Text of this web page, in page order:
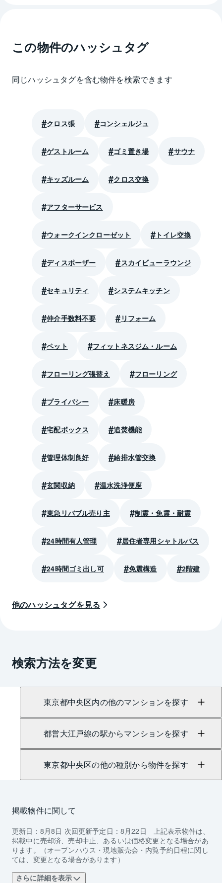
この物件のハッシュタグ
同じハッシュタグを含む物件を検索できます
クロス張 コンシェルジュ
ゲストルーム ゴミ置き場 サウナ
キッズルーム クロス交換
アフターサービス
ウォークインクローゼット トイレ交換
ディスポーザー スカイビューラウンジ
セキュリティ システムキッチン
仲介手数料不要 リフォーム
ペット フィットネスジム・ルーム
フローリング張替え フローリング
プライバシー 床暖房
宅配ボックス 追焚機能
管理体制良好 給排水管交換
玄関収納 温水洗浄便座
東急リバブル売り主 制震・免震・耐震
24時間有人管理 居住者専用シャトルバス
24時間ゴミ出し可 免震構造 2階建
他のハッシュタグを見る
検索方法を変更
東京都中央区内の他のマンションを探す
都営大江戸線の駅からマンションを探す
東京都中央区の他の種別から物件を探す
掲載物件に関して
更新日： 8月8日 次回更新予定日： 8月22日
上記表示物件は、
掲載中に売却済、売却中止、あるいは価格変更となる場合があ
ります。（オープンハウス・現地販売会・内覧予約日程に関し
ては、変更となる場合があります）
さらに詳細を表示